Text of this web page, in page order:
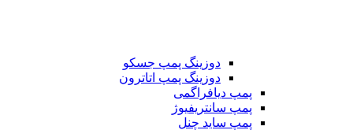
دوزینگ پمپ جسکو
دوزینگ پمپ اتاترون
پمپ دیافراگمی
پمپ سانتریفیوژ
پمپ ساید چنل